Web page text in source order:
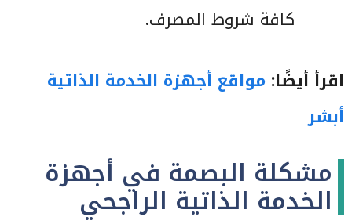
كافة شروط المصرف.
اقرأ أيضًا: مواقع أجهزة الخدمة الذاتية
أبشر
مشكلة البصمة في أجهزة
الخدمة الذاتية الراجحي